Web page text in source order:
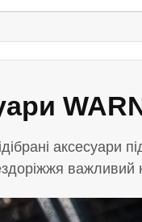
аксесуари